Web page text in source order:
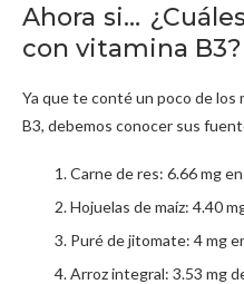
Ahora si…
con vitamina B3?
Ya que te conté un poco de los
B3, debemos conocer sus
Carne de res: 6.66 mg
Hojuelas de maíz: 4.40
Puré de jitomate: 4 mg
Arroz integral: 3.53 mg